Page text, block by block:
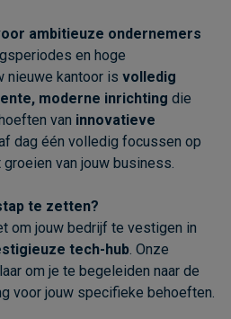
ambitieuze ondernemers
en hoge
nieuwe kantoor is volledig
moderne inrichting die
van innovatieve
dag één volledig focussen op
van jouw business.
te zetten?
om jouw bedrijf te vestigen in
tech-hub . Onze
om je te begeleiden naar de
voor jouw specifieke behoeften.